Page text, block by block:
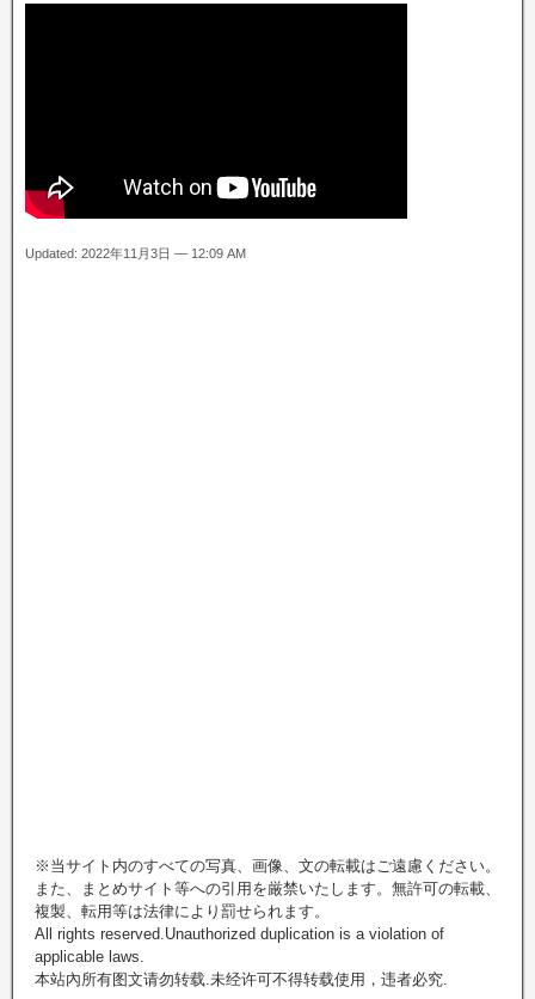
Updated: 2022年11月3日 — 12:09 AM
※当サイト内のすべての写真、画像、文の転載はご遠慮ください。
また、まとめサイト等への引用を厳禁いたします。無許可の転載、
複製、転用等は法律により罰せられます。
All rights reserved.Unauthorized duplication is a violation of
applicable laws.
本站內所有图文请勿转载.未经许可不得转载使用，违者必究.